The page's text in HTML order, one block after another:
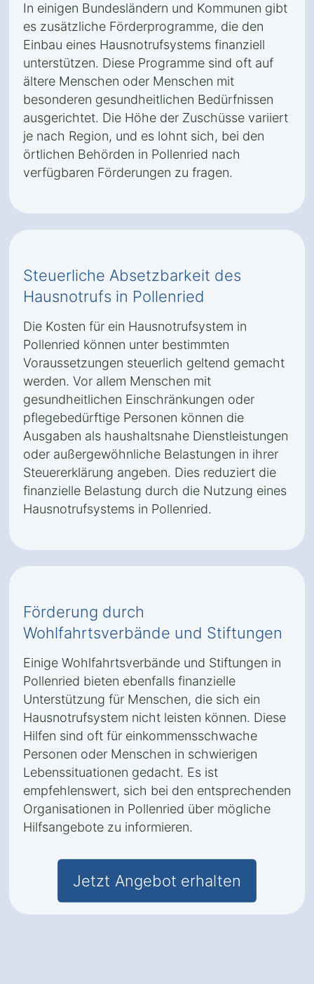
In einigen Bundesländern und Kommunen gibt
es zusätzliche Förderprogramme, die den
Einbau eines Hausnotrufsystems finanziell
unterstützen. Diese Programme sind oft auf
ältere Menschen oder Menschen mit
besonderen gesundheitlichen Bedürfnissen
ausgerichtet. Die Höhe der Zuschüsse variiert
je nach Region, und es lohnt sich, bei den
örtlichen Behörden in Pollenried nach
verfügbaren Förderungen zu fragen.
Steuerliche Absetzbarkeit des
Hausnotrufs in Pollenried
Die Kosten für ein Hausnotrufsystem in
Pollenried können unter bestimmten
Voraussetzungen steuerlich geltend gemacht
werden. Vor allem Menschen mit
gesundheitlichen Einschränkungen oder
pflegebedürftige Personen können die
Ausgaben als haushaltsnahe Dienstleistungen
oder außergewöhnliche Belastungen in ihrer
Steuererklärung angeben. Dies reduziert die
finanzielle Belastung durch die Nutzung eines
Hausnotrufsystems in Pollenried.
Förderung durch
Wohlfahrtsverbände und Stiftungen
Einige Wohlfahrtsverbände und Stiftungen in
Pollenried bieten ebenfalls finanzielle
Unterstützung für Menschen, die sich ein
Hausnotrufsystem nicht leisten können. Diese
Hilfen sind oft für einkommensschwache
Personen oder Menschen in schwierigen
Lebenssituationen gedacht. Es ist
empfehlenswert, sich bei den entsprechenden
Organisationen in Pollenried über mögliche
Hilfsangebote zu informieren.
Jetzt Angebot erhalten